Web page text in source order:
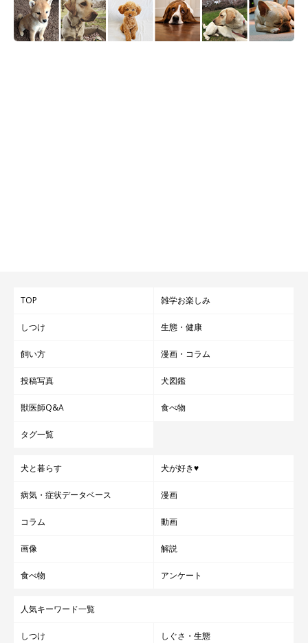
TOP 雑学お楽しみ
しつけ 生態・健康
飼い方 漫画・コラム
投稿写真 犬図鑑
獣医師Q&A 食べ物
タグ一覧
犬と暮らす 犬が好き♥
病気・症状データベース 漫画
コラム 動画
画像 解説
食べ物 アンケート
人気キーワード一覧
しつけ しぐさ・生態